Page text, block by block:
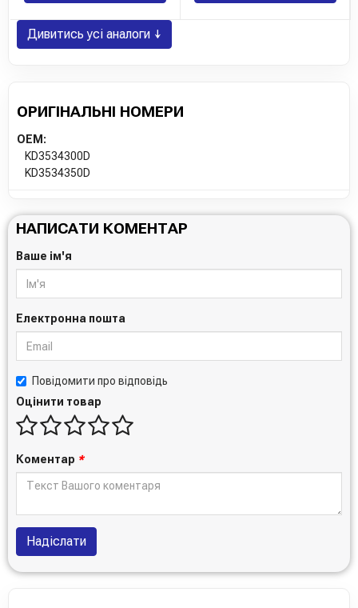
Дивитись усі аналоги ↓
ОРИГІНАЛЬНІ НОМЕРИ
OEM:
KD3534300D
KD3534350D
НАПИСАТИ КОМЕНТАР
Ваше ім'я
Електронна пошта
Повідомити про відповідь
Оцінити товар
Коментар *
Надіслати